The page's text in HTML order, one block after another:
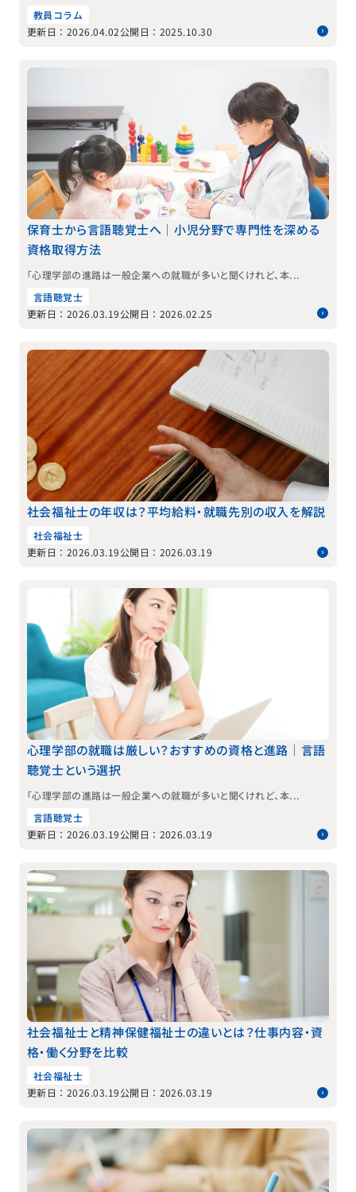
教員コラム
更新日：2026.04.02公開日：2025.10.30
保育士から言語聴覚士へ｜小児分野で専門性を深める
資格取得方法
「心理学部の進路は一般企業への就職が多いと聞くけれど、本...
言語聴覚士
更新日：2026.03.19公開日：2026.02.25
社会福祉士の年収は？平均給料・就職先別の収入を解説
社会福祉士
更新日：2026.03.19公開日：2026.03.19
心理学部の就職は厳しい？おすすめの資格と進路｜言語
聴覚士という選択
「心理学部の進路は一般企業への就職が多いと聞くけれど、本...
言語聴覚士
更新日：2026.03.19公開日：2026.03.19
社会福祉士と精神保健福祉士の違いとは？仕事内容・資
格・働く分野を比較
社会福祉士
更新日：2026.03.19公開日：2026.03.19